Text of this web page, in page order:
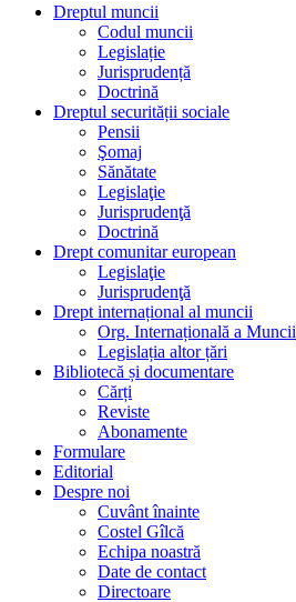
Dreptul muncii
Codul muncii
Legislație
Jurisprudență
Doctrină
Dreptul securității sociale
Pensii
Şomaj
Sănătate
Legislaţie
Jurisprudenţă
Doctrină
Drept comunitar european
Legislaţie
Jurisprudenţă
Drept internațional al muncii
Org. Internațională a Muncii
Legislația altor țări
Bibliotecă și documentare
Cărți
Reviste
Abonamente
Formulare
Editorial
Despre noi
Cuvânt înainte
Costel Gîlcă
Echipa noastră
Date de contact
Directoare